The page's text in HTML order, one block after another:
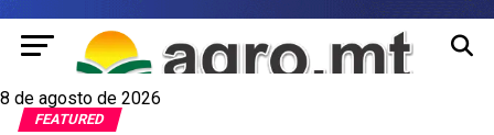
8 de agosto de 2026
FEATURED